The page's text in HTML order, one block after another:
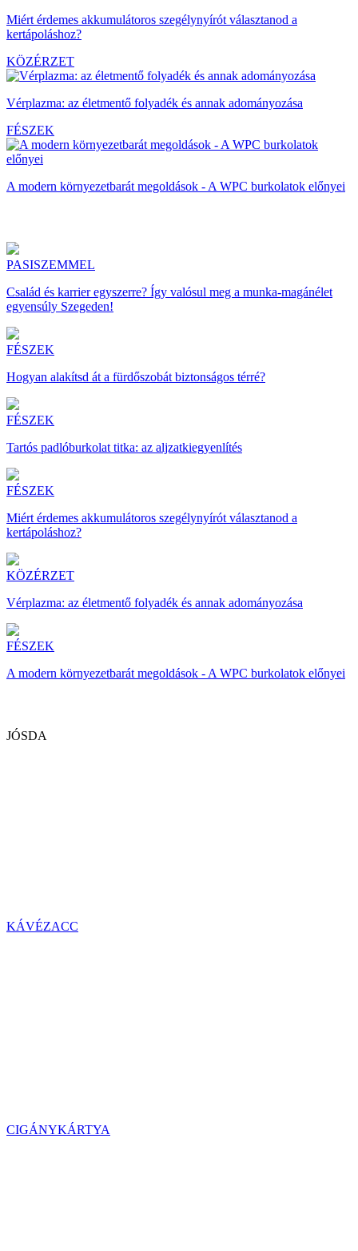
Miért érdemes akkumulátoros szegélynyírót választanod a
kertápoláshoz?
KÖZÉRZET
Vérplazma: az életmentő folyadék és annak adományozása
FÉSZEK
A modern környezetbarát megoldások - A WPC burkolatok előnyei
PASISZEMMEL
Család és karrier egyszerre? Így valósul meg a munka-magánélet
egyensúly Szegeden!
FÉSZEK
Hogyan alakítsd át a fürdőszobát biztonságos térré?
FÉSZEK
Tartós padlóburkolat titka: az aljzatkiegyenlítés
FÉSZEK
Miért érdemes akkumulátoros szegélynyírót választanod a
kertápoláshoz?
KÖZÉRZET
Vérplazma: az életmentő folyadék és annak adományozása
FÉSZEK
A modern környezetbarát megoldások - A WPC burkolatok előnyei
JÓSDA
KÁVÉZACC
CIGÁNYKÁRTYA